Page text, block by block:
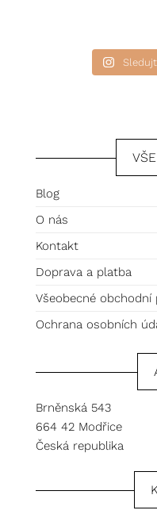
Blog
O nás
Kontakt
Doprava a platba
Všeobecné obchodní
Ochrana osobních
Brněnská 543
664 42 Modřice
Česká republika